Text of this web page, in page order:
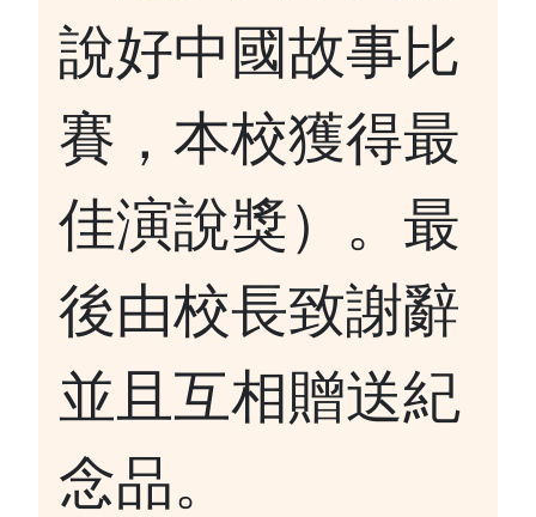
說好中國故事比
賽，本校獲得最
佳演說獎）。最
後由校長致謝辭
並且互相贈送紀
念品。